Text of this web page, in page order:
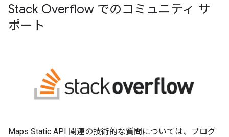
Stack Overflow でのコミュニティ サ
ポート
Maps Static API 関連の技術的な質問については、プログ